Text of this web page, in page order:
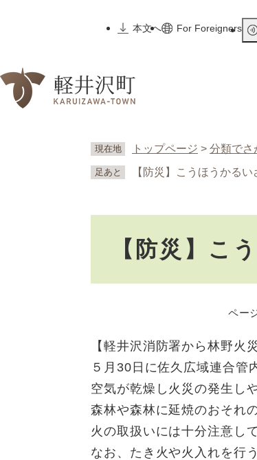
先
本文へ
For Foreigners
現在地 トップページ > 分類でさ
足あと 【防災】こうほうかるい
【防災】こ
ペー
【軽井沢消防署から林野火
５月30日に佐久広域連合管
空気が乾燥し火災の発生し
森林や森林に延焼のおそれ
火の取扱いには十分注意し
なお、たき火や火入れを行